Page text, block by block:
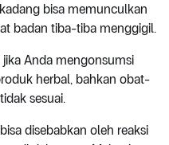
bisa memunculkan
badan tiba-tiba menggigil.
Anda mengonsumsi
herbal, bahkan obat-
sesuai.
disebabkan oleh reaksi